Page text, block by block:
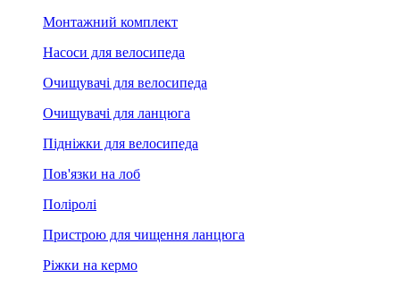
Монтажний комплект
Насоси для велосипеда
Очищувачі для велосипеда
Очищувачі для ланцюга
Підніжки для велосипеда
Пов'язки на лоб
Поліролі
Пристрою для чищення ланцюга
Ріжки на кермо